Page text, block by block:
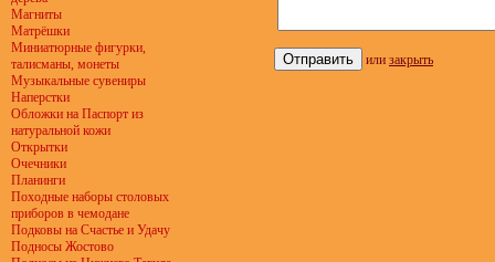
Магниты
Матрёшки
Миниатюрные фигурки,
талисманы, монеты
Музыкальные сувениры
Наперстки
Обложки на Паспорт из
натуральной кожи
Открытки
Очечники
Планинги
Походные наборы столовых
приборов в чемодане
Подковы на Счастье и Удачу
Подносы Жостово
или закрыть